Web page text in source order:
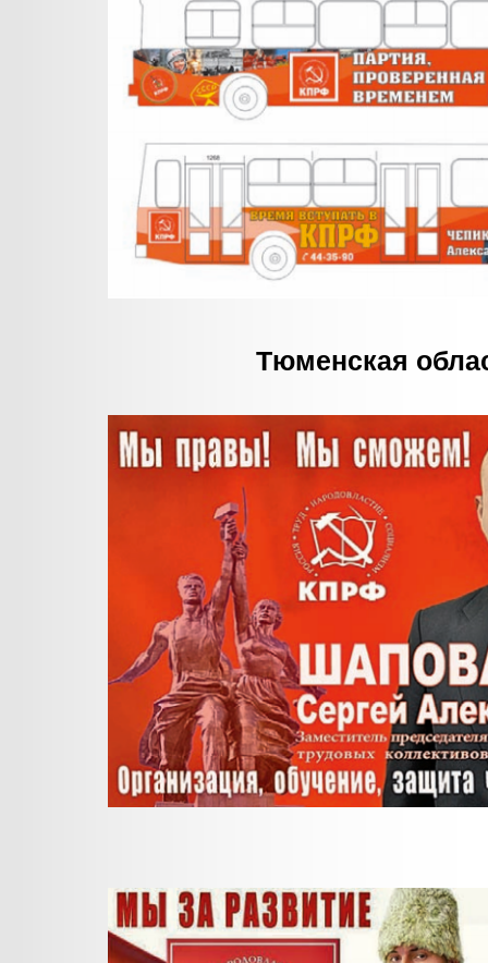
Тюменская